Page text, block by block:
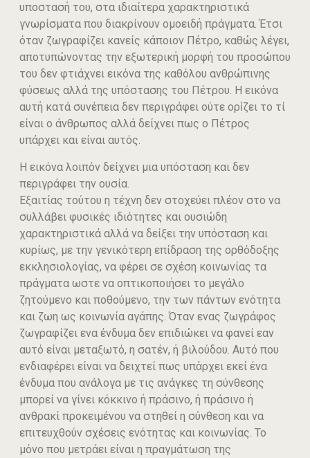
υποστασή του, στα ιδιαίτερα χαρακτηριστικά
γνωρίσματα που διακρίνουν ομοειδή πράγματα. Έτσι
όταν ζωγραφίζει κανείς κάποιον Πέτρο, καθώς λέγει,
αποτυπώνοντας την εξωτερική μορφή του προσώπου
του δεν φτιάχνει εικόνα της καθόλου ανθρώπινης
φύσεως αλλά της υπόστασης του Πέτρου. Η εικόνα
αυτή κατά συνέπεια δεν περιγράφει ούτε ορἰζει το τί
είναι ο άνθρωπος αλλά δείχνει πως ο Πέτρος
υπάρχει και είναι αυτός.
Η εικόνα λοιπόν δείχνει μια υπόσταση και δεν
περιγράφει την ουσία.
Εξαιτίας τούτου η τέχνη δεν στοχεύει πλέον στο να
συλλάβει φυσικές ιδιότητες και ουσιώδη
χαρακτηριστικά αλλά να δείξει την υπόσταση και
κυρίως, με την γενικότερη επίδραση της ορθόδοξης
εκκλησιολογίας, να φέρει σε σχέση κοινωνίας τα
πράγματα ωστε να οπτικοποιήσει το μεγάλο
ζητούμενο και ποθούμενο, την των πάντων ενότητα
και ζωη ως κοινωνία αγάπης. Όταν ενας ζωγράφος
ζωγραφίζει ενα ένδυμα δεν επιδιώκει να φανεί εαν
αυτό είναι μεταξωτό, η σατέν, ή βιλούδου. Αυτό που
ενδιαφέρει είναι να δειχτεί πως υπἀρχει εκεί ένα
ένδυμα που ανάλογα με τις ανάγκες τη σύνθεσης
μπορεί να γίνει κόκκινο ή πράσινο, ή πράσινο ή
ανθρακί προκειμένου να στηθεί η σύνθεση και να
επιτευχθούν σχέσεις ενότητας και κοινωνίας. Το
μόνο που μετράει είναι η πραγμάτωση της